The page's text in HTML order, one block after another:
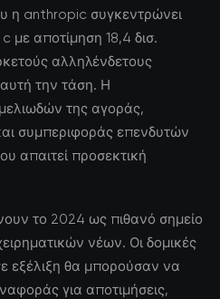
η anthropic συγκεντρώνει
με αποτίμηση 18,4 δισ.
αλληλένδετους
την τάση. Η
της αγοράς,
συμπεριφοράς επενδυτών
απαιτεί προσεκτική
το 2024 ως πιθανό σημείο
νέων. Οι δομικές
εξέλιξη θα μπορούσαν να
για αποτιμήσεις,